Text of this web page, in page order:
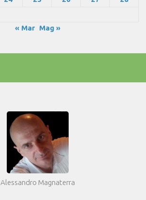
« Mar Mag »
Alessandro Magnaterra